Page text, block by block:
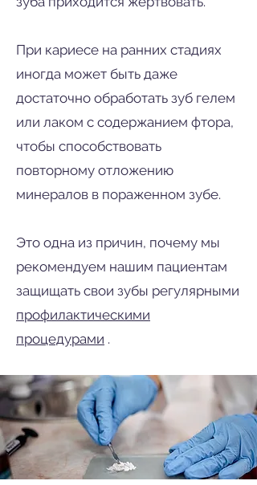
При кариесе на ранних стадиях
иногда может быть даже
достаточно обработать зуб гелем
или лаком с содержанием фтора,
чтобы способствовать
повторному отложению
минералов в пораженном зубе.
Это одна из причин, почему мы
рекомендуем нашим пациентам
защищать свои зубы регулярными
профилактическими
процедурами .